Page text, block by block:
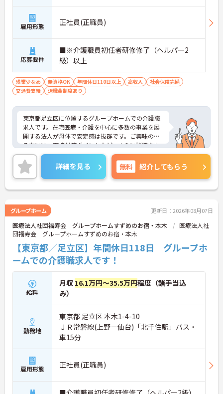
雇用形態 正社員(正職員)
応募要件
■※介護職員初任者研修修了（ヘルパー2
級）以上
残業少なめ 無資格OK 年間休日110日以上 高収入
社会保険完備
交通費支給
退職金制度あり
東京都足立区に位置するグループホームでの介護職
求人です。在宅医療・介護を中心に多数の事業を展
開する法人が母体で安定感は抜群です。ご興味のあ
る方には、面接対策ポイントなど、さらに詳細をお
話しいたしますのでお気軽にご相談ください。
詳細を見る 無料 紹介してもらう
グループホーム 更新日：2026年08月07日
医療法人社団福寿会 グループホームすずめのお宿・本木
医療法人社
団福寿会 グループホームすずめのお宿・本木
【東京都／足立区】年間休日118日 グループホ
ームでの介護職求人です！
給料
月収 16.1万円～35.5万円程度（諸手当込
み）
勤務地
東京都 足立区 本木1-4-10
ＪＲ常磐線(上野－仙台)「北千住駅」バス・
車15分
雇用形態 正社員(正職員)